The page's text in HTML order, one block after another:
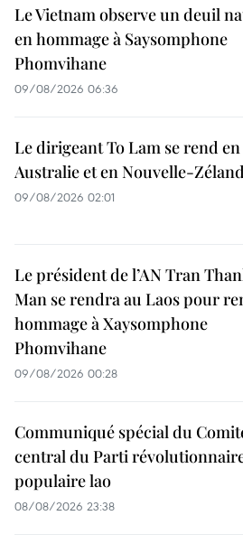
Le Vietnam observe un deuil
en hommage à Saysomphone
Phomvihane
09/08/2026 06:36
Le dirigeant To Lam se rend en
Australie et en Nouvelle-
09/08/2026 02:01
Le président de l’AN Tran
Man se rendra au Laos pour
hommage à Xaysomphone
Phomvihane
09/08/2026 00:28
Communiqué spécial du
central du Parti
populaire lao
08/08/2026 23:38